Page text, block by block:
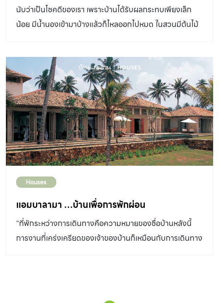
และห้องครัว ส่วนครัวซึ่งมีรูปแบบสมัยใหม่ แต่คุณแจ็ค
ต้องการให้ดูเก่าเข้ากับบ้าน จึงนำไม้หมอนรถไฟเก่าๆมาเคลือบ
หน้าต่างไม้เก่าๆ […]
นับว่าเป็นโชคดีของเรา เพราะบ้านได้รับผลกระทบเพียงเล็ก
น้อย มีน้ำนองเข้ามาบ้างแล้วก็ไหลออกไปหมด ในสวนมีต้นไม้
Houses
แอมบาลามา …บ้านเพื่อการพักผ่อน
“ที่พักระหว่างการเดินทางคือความหมายของชื่อบ้านหลังนี้
การงานที่เคร่งเครียดของเจ้าของบ้านก็เหมือนกับการเดินทาง
โดยทั่วไปยังค่อนข้างเป็นธรรมชาติและเงียบสงบ ตัวบ้านสร้าง